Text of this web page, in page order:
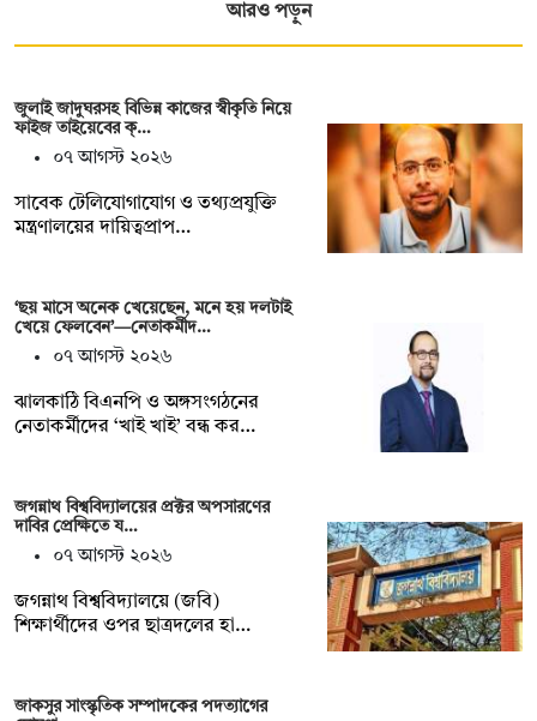
আরও পড়ুন
জুলাই জাদুঘরসহ বিভিন্ন কাজের স্বীকৃতি নিয়ে
ফাইজ তাইয়েবের ক্…
০৭ আগস্ট ২০২৬
সাবেক টেলিযোগাযোগ ও তথ্যপ্রযুক্তি
মন্ত্রণালয়ের দায়িত্বপ্রাপ…
‘ছয় মাসে অনেক খেয়েছেন, মনে হয় দলটাই
খেয়ে ফেলবেন’—নেতাকর্মীদ…
০৭ আগস্ট ২০২৬
ঝালকাঠি বিএনপি ও অঙ্গসংগঠনের
নেতাকর্মীদের ‘খাই খাই’ বন্ধ কর…
জগন্নাথ বিশ্ববিদ্যালয়ের প্রক্টর অপসারণের
দাবির প্রেক্ষিতে য…
০৭ আগস্ট ২০২৬
জগন্নাথ বিশ্ববিদ্যালয়ে (জবি)
শিক্ষার্থীদের ওপর ছাত্রদলের হা…
জাকসুর সাংস্কৃতিক সম্পাদকের পদত্যাগের